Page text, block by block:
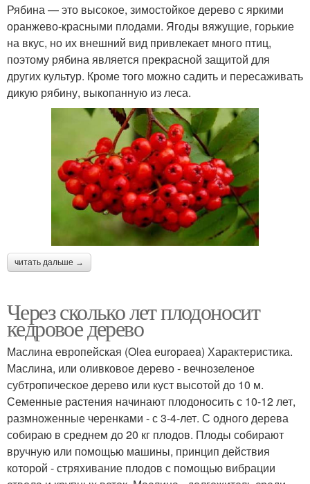
Рябина — это высокое, зимостойкое дерево с яркими
оранжево-красными плодами. Ягоды вяжущие, горькие
на вкус, но их внешний вид привлекает много птиц,
поэтому рябина является прекрасной защитой для
других культур. Кроме того можно садить и пересаживать
дикую рябину, выкопанную из леса.
читать дальше →
Через сколько лет плодоносит
кедровое дерево
Маслина европейская (Olea europaea) Характеристика.
Маслина, или оливковое дерево - вечнозеленое
субтропическое дерево или куст высотой до 10 м.
Семенные растения начинают плодоносить с 10-12 лет,
размноженные черенками - с 3-4-лет. С одного дерева
собираю в среднем до 20 кг плодов. Плоды собирают
вручную или помощью машины, принцип действия
которой - стряхивание плодов с помощью вибрации